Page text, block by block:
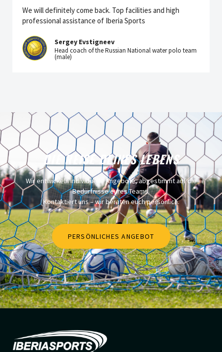
We will definitely come back. Top facilities and high
professional assistance of Iberia Sports
Sergey Evstigneev
Head coach of the Russian National water polo team
(male)
DIE REISE DEINES LEBENS
Wir entwickeln individuelle Angebote, abgestimmt auf die
Bedürfnisse eures Teams.
Kontaktiert uns – wir beraten euch persönlich.
PERSÖNLICHES ANGEBOT